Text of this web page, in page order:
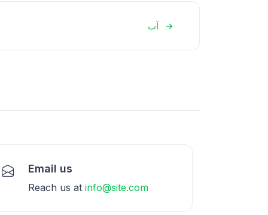
آب
Email us
Reach us at info@site.com